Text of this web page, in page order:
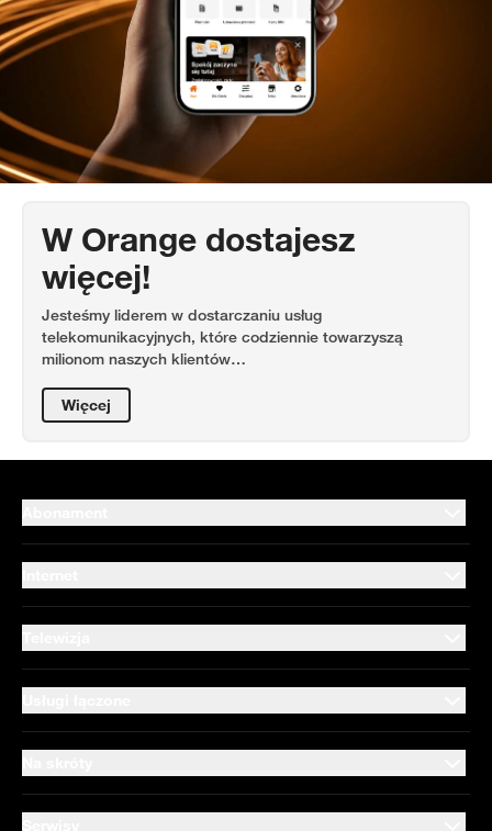
W Orange dostajesz
więcej!
Jesteśmy liderem w dostarczaniu usług
telekomunikacyjnych, które codziennie towarzyszą
milionom naszych klientów…
Więcej